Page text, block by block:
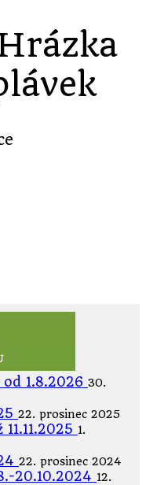
1.8.2026 30.
22. prosinec 2025
1.
22. prosinec 2024
20.10.2024 12.